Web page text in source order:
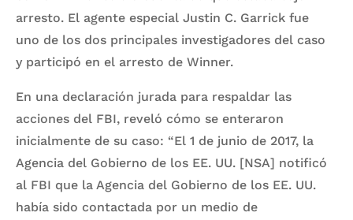
arresto. El agente especial Justin C. Garrick fue
uno de los dos principales investigadores del caso
y participó en el arresto de Winner.
En una declaración jurada para respaldar las
acciones del FBI, reveló cómo se enteraron
inicialmente de su caso: “El 1 de junio de 2017, la
Agencia del Gobierno de los EE. UU. [NSA] notificó
al FBI que la Agencia del Gobierno de los EE. UU.
había sido contactada por un medio de